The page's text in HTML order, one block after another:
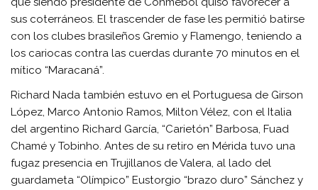
sus coterráneos. El trascender de fase les permitió batirse
con los clubes brasileños Gremio y Flamengo, teniendo a
los cariocas contra las cuerdas durante 70 minutos en el
mítico “Maracaná”.
Richard Nada también estuvo en el Portuguesa de Girson
López, Marco Antonio Ramos, Milton Vélez, con el Italia
del argentino Richard García, “Carietón” Barbosa, Fuad
Chamé y Tobinho. Antes de su retiro en Mérida tuvo una
fugaz presencia en Trujillanos de Valera, al lado del
guardameta “Olímpico” Eustorgio “brazo duro” Sánchez y